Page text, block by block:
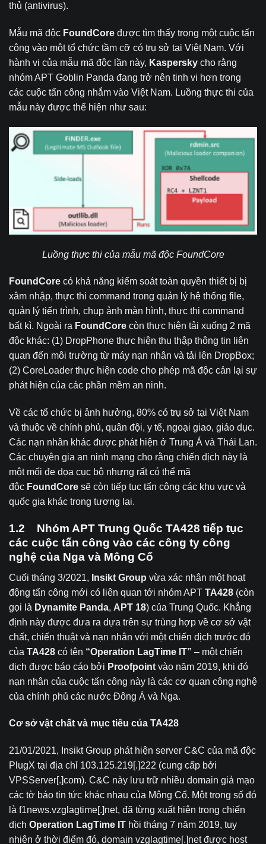
thủ (antivirus).
Mẫu mã độc FoundCore được tìm thấy trong một cuộc tấn
công vào một tổ chức tầm cỡ có trụ sở tại Việt Nam. Với
hành vi của mẫu mã độc lần này, Kaspersky cho rằng
nhóm APT Goblin Panda đang trở nên tinh vi hơn trong
các cuộc tấn công nhắm vào Việt Nam. Luồng thực thi của
mẫu này được thể hiện như sau:
Luồng thực thi của mẫu mã độc FoundCore
FoundCore có khả năng kiểm soát toàn quyền thiết bị bị
xâm nhập, thực thi command trong quản lý hệ thống file,
quản lý tiến trình, chụp ảnh màn hình, thực thi command
bất kì. Ngoài ra FoundCore còn thực hiện tải xuống 2 mã
độc khác: (1) DropPhone thực hiện thu thập thông tin liên
quan đến môi trường từ máy nạn nhân và tải lên DropBox;
(2) CoreLoader thực hiện code cho phép mã độc cản lại sự
phát hiện của các phần mềm an ninh.
Về các tổ chức bị ảnh hưởng, 80% có trụ sở tại Việt Nam
và thuộc về chính phủ, quân đội, y tế, ngoại giao, giáo dục.
Các nạn nhân khác được phát hiện ở Trung Á và Thái Lan.
Các chuyên gia an ninh mạng cho rằng chiến dịch này là
một mối đe dọa cục bộ nhưng rất có thể mã
độc FoundCore sẽ còn tiếp tục tấn công các khu vực và
quốc gia khác trong tương lai.
1.2 Nhóm APT Trung Quốc TA428 tiếp tục
các cuộc tấn công vào các công ty công
nghệ của Nga và Mông Cổ
Cuối tháng 3/2021, Insikt Group vừa xác nhận một hoạt
động tấn công mới có liên quan tới nhóm APT TA428 (còn
gọi là Dynamite Panda, APT 18) của Trung Quốc. Khẳng
định này được đưa ra dựa trên sự trùng hợp về cơ sở vật
chất, chiến thuật và nạn nhân với một chiến dịch trước đó
của TA428 có tên “Operation LagTime IT” – một chiến
dịch được báo cáo bởi Proofpoint vào năm 2019, khi đó
nạn nhân của cuộc tấn công này là các cơ quan công nghệ
của chính phủ các nước Đông Á và Nga.
Cơ sở vật chất và mục tiêu của TA428
21/01/2021, Insikt Group phát hiện server C&C của mã độc
PlugX tại địa chỉ 103.125.219[.]222 (cung cấp bởi
VPSServer[.]com). C&C này lưu trữ nhiều domain giả mạo
các tờ báo tin tức khác nhau của Mông Cổ. Một trong số đó
là f1news.vzglagtime[.]net, đã từng xuất hiện trong chiến
dịch Operation LagTime IT hồi tháng 7 năm 2019, tuy
nhiên ở thời điểm đó, domain vzglagtime[.]net được host